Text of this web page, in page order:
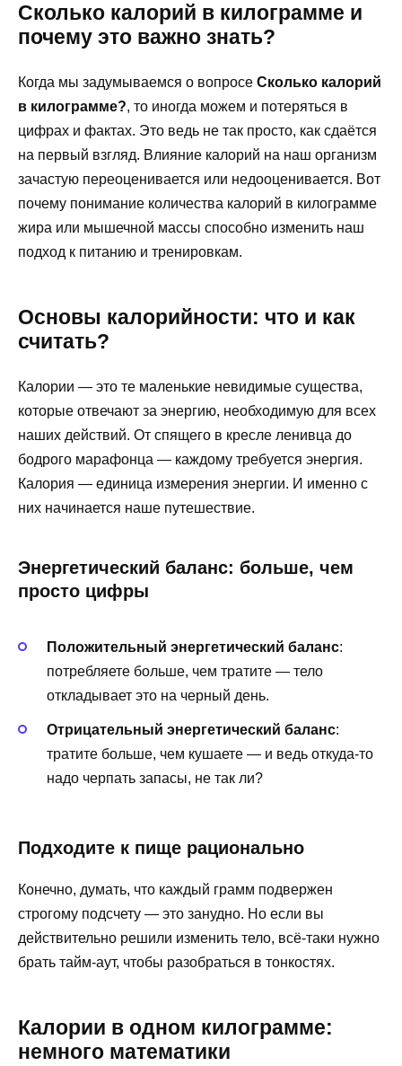
Сколько калорий в килограмме и
почему это важно знать?
Когда мы задумываемся о вопросе Сколько калорий
в килограмме?, то иногда можем и потеряться в
цифрах и фактах. Это ведь не так просто, как сдаётся
на первый взгляд. Влияние калорий на наш организм
зачастую переоценивается или недооценивается. Вот
почему понимание количества калорий в килограмме
жира или мышечной массы способно изменить наш
подход к питанию и тренировкам.
Основы калорийности: что и как
считать?
Калории — это те маленькие невидимые существа,
которые отвечают за энергию, необходимую для всех
наших действий. От спящего в кресле ленивца до
бодрого марафонца — каждому требуется энергия.
Калория — единица измерения энергии. И именно с
них начинается наше путешествие.
Энергетический баланс: больше, чем
просто цифры
Положительный энергетический баланс:
потребляете больше, чем тратите — тело
откладывает это на черный день.
Отрицательный энергетический баланс:
тратите больше, чем кушаете — и ведь откуда-то
надо черпать запасы, не так ли?
Подходите к пище рационально
Конечно, думать, что каждый грамм подвержен
строгому подсчету — это занудно. Но если вы
действительно решили изменить тело, всё-таки нужно
брать тайм-аут, чтобы разобраться в тонкостях.
Калории в одном килограмме:
немного математики